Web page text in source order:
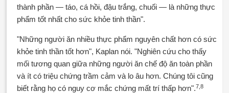
thành phần — táo, cá hồi, đậu trắng, chuối — là những thực
phẩm tốt nhất cho sức khỏe tinh thần".
"Những người ăn nhiều thực phẩm nguyên chất hơn có sức
khỏe tinh thần tốt hơn", Kaplan nói. "Nghiên cứu cho thấy
mối tương quan giữa những người ăn chế độ ăn toàn phần
và ít có triệu chứng trầm cảm và lo âu hơn. Chúng tôi cũng
biết rằng họ có nguy cơ mắc chứng mất trí thấp hơn".7,8